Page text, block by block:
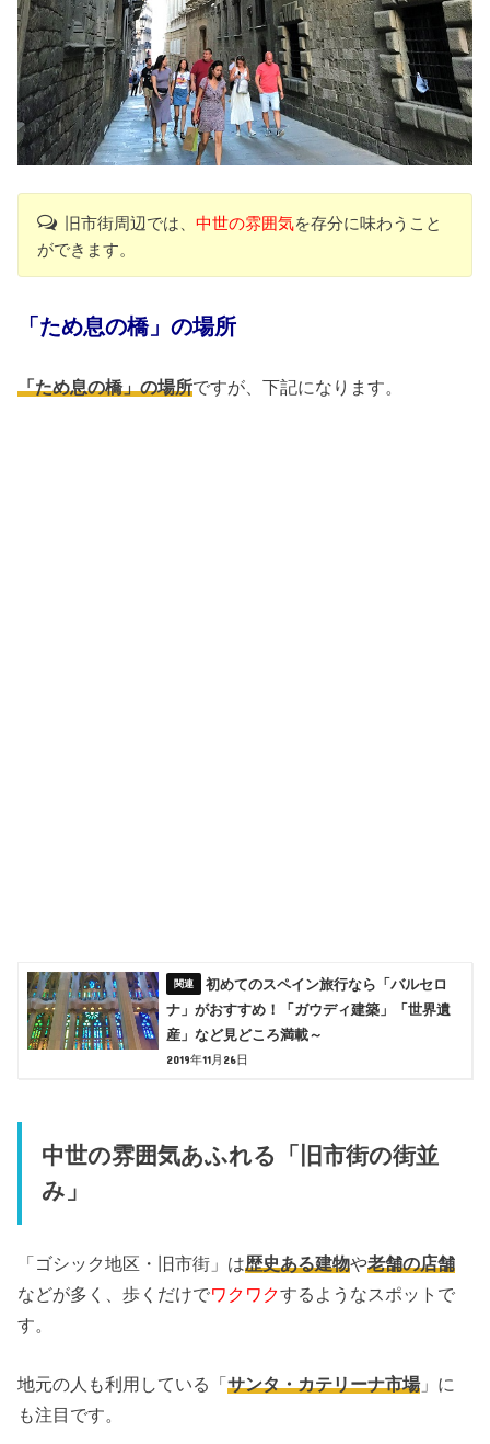
旧市街周辺では、 中世の雰囲気を存分に味わうこと
ができます。
「ため息の橋」の場所
「ため息の橋」の場所ですが、下記になります。
初めてのスペイン旅行なら「バルセロ
ナ」がおすすめ！「ガウディ建築」「世界遺
産」など見どころ満載～
2019年11月26日
中世の雰囲気あふれる「旧市街の街並
み」
「ゴシック地区・旧市街」は歴史ある建物や老舗の店舗
などが多く、歩くだけでワクワクするようなスポットで
す。
地元の人も利用している「サンタ・カテリーナ市場」に
も注目です。